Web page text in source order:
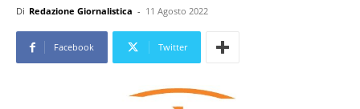
Di Redazione Giornalistica - 11 Agosto 2022
Facebook Twitter